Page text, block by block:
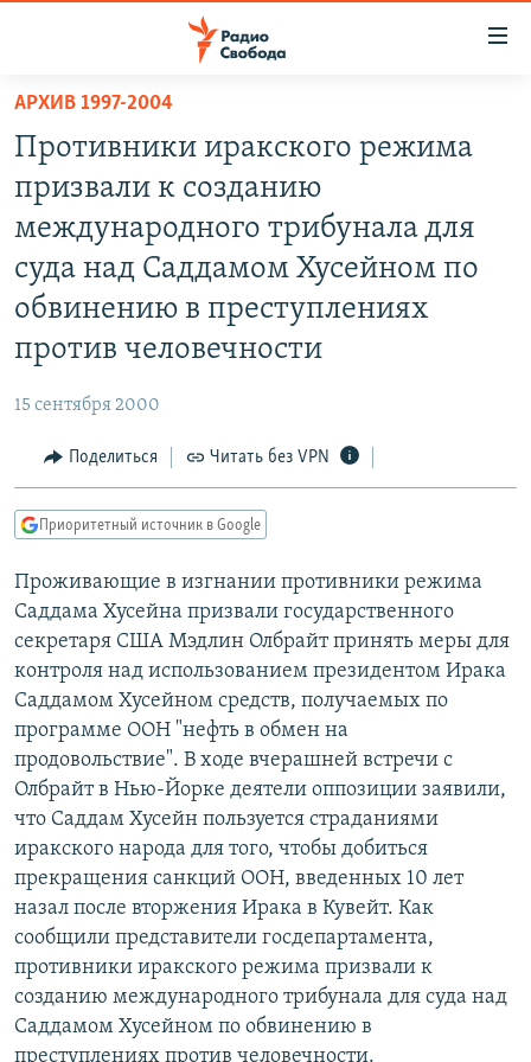
упрощенного
доступа
основному
содержанию
Вернутся
главной
Вернутся
поиску
ПОДКАСТЫ
АВТОРСКИЕ ПРОЕКТЫ
ЦИТАТЫ СВОБОДЫ
МНЕНИЯ
КУЛЬТУРА
СЕВЕР.РЕАЛИИ
СИБИРЬ.РЕАЛИИ
ПОДПИШИТЕСЬ НА РАССЫЛКУ
СОЦИАЛЬНЫЕ СЕТИ
Все сайты РСЕ/РС
АРХИВ 1997-2004
Противники иракского режима
призвали к созданию
международного трибунала для
суда над Саддамом Хусейном по
обвинению в преступлениях
против человечности
15 сентября 2000
Поделиться Читать без VPN
Приоритетный источник в Google
Проживающие в изгнании противники режима
Саддама Хусейна призвали государственного
секретаря США Мэдлин Олбрайт принять меры для
контроля над использованием президентом Ирака
Саддамом Хусейном средств, получаемых по
программе ООН "нефть в обмен на
продовольствие". В ходе вчерашней встречи с
Олбрайт в Нью-Йорке деятели оппозиции заявили,
что Саддам Хусейн пользуется страданиями
иракского народа для того, чтобы добиться
прекращения санкций ООН, введенных 10 лет
назал после вторжения Ирака в Кувейт. Как
сообщили представители госдепартамента,
противники иракского режима призвали к
созданию международного трибунала для суда над
Саддамом Хусейном по обвинению в
преступлениях против человечности.